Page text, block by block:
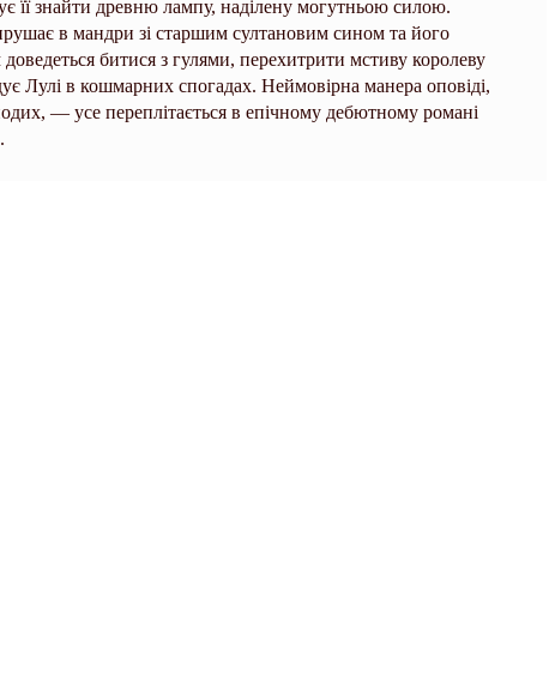
її знайти древню лампу, наділену могутньою силою.
в мандри зі старшим султановим сином та його
битися з гулями, перехитрити мстиву королеву
Лулі в кошмарних спогадах. Неймовірна манера оповіді,
— усе переплітається в епічному дебютному романі